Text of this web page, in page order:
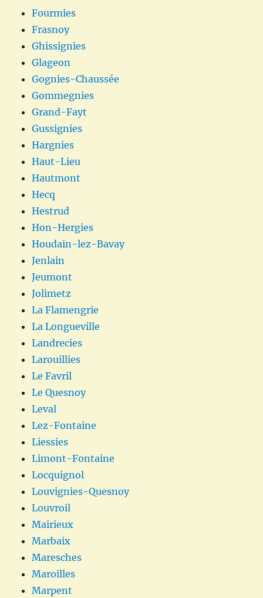
Fourmies
Frasnoy
Ghissignies
Glageon
Gognies-Chaussée
Gommegnies
Grand-Fayt
Gussignies
Hargnies
Haut-Lieu
Hautmont
Hecq
Hestrud
Hon-Hergies
Houdain-lez-Bavay
Jenlain
Jeumont
Jolimetz
La Flamengrie
La Longueville
Landrecies
Larouillies
Le Favril
Le Quesnoy
Leval
Lez-Fontaine
Liessies
Limont-Fontaine
Locquignol
Louvignies-Quesnoy
Louvroil
Mairieux
Marbaix
Maresches
Maroilles
Marpent